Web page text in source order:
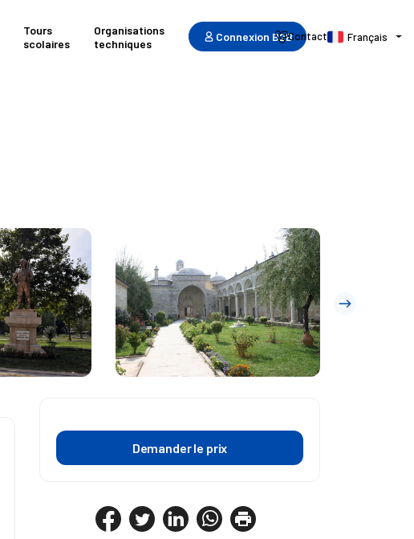
Tours
scolaires
Organisations
techniques
Connexion B2BContact Français
Demander le prix